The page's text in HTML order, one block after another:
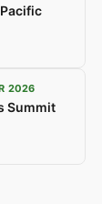
2026
Summit